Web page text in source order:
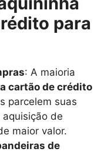
para
: A maioria
cartão de crédito
parcelem suas
de
maior valor.
de